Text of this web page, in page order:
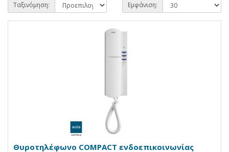
Ταξινόμηση: Εμφάνιση:
Θυροτηλέφωνο COMPACT ενδοεπικοινωνίας